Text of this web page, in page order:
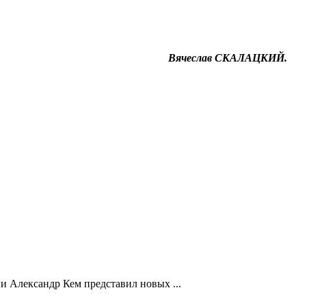
Вячеслав СКАЛАЦКИЙ.
Александр Кем представил новых ...